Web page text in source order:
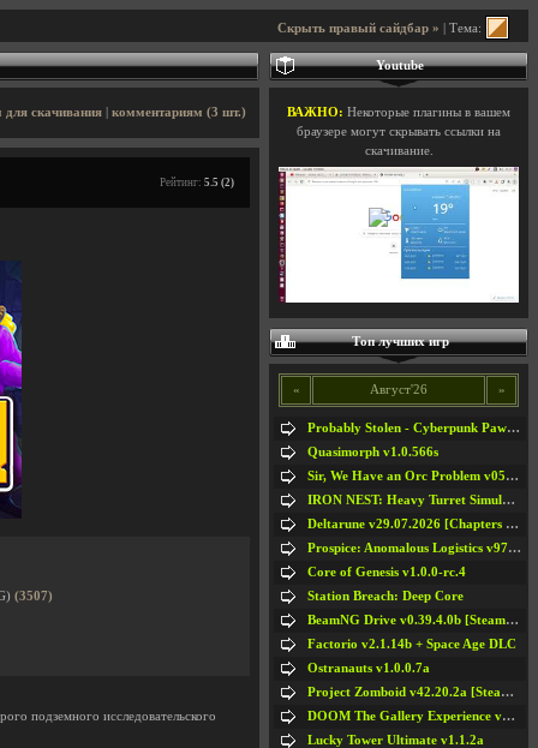
Скрыть правый сайдбар » | Тема:
для скачивания комментариям (3 шт.)
Рейтинг: 5.5 (2)
(3507)
подземного исследовательского
Youtube
ВАЖНО: Некоторые плагины в вашем
браузере могут скрывать ссылки на
скачивание.
Топ лучших игр
« Август'26 »
Probably Stolen - Cyberpunk Pawnshop Simulator v048c [Playtest]
Quasimorph v1.0.566s
Sir, We Have an Orc Problem v05.08.2026
IRON NEST: Heavy Turret Simulator v1.0a
Deltarune v29.07.2026 [Chapters 1-5] / + RUS [Chapters 1-5]
Prospice: Anomalous Logistics v97 [Playtest]
Core of Genesis v1.0.0-rc.4
Station Breach: Deep Core
BeamNG Drive v0.39.4.0b [Steam Early Access]
Factorio v2.1.14b + Space Age DLC
Ostranauts v1.0.0.7a
Project Zomboid v42.20.2a [Steam Early Access]
DOOM The Gallery Experience v1.4.2
Lucky Tower Ultimate v1.1.2a